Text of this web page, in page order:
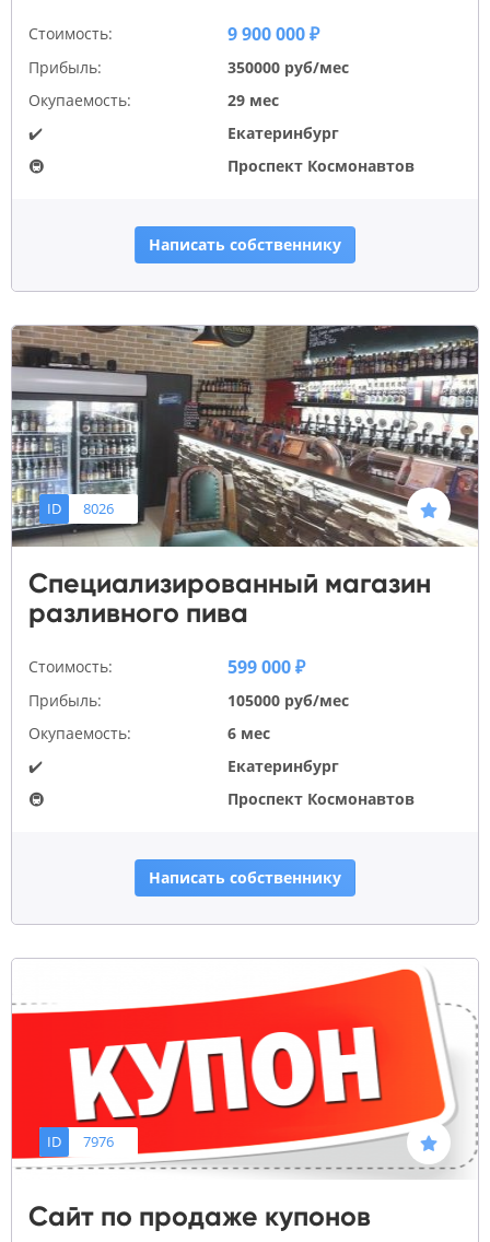
Стоимость: 9 900 000 ₽
Прибыль:
350000 руб/мес
Окупаемость:
29 мес
✔️
Екатеринбург
🚇
Проспект Космонавтов
Написать собственнику
ID 8026
Специализированный магазин
разливного пива
Стоимость: 599 000 ₽
Прибыль:
105000 руб/мес
Окупаемость:
6 мес
✔️
Екатеринбург
🚇
Проспект Космонавтов
Написать собственнику
ID 7976
Сайт по продаже купонов